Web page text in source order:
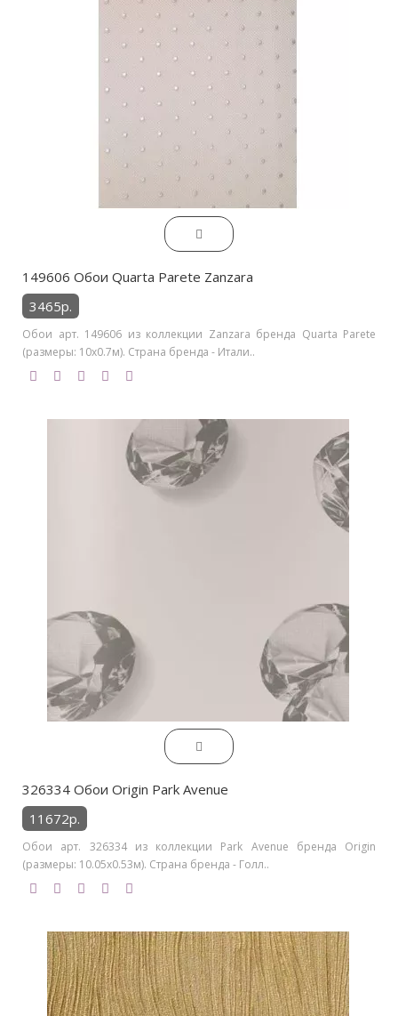
149606 Обои Quarta Parete Zanzara
3465р.
Обои арт. 149606 из коллекции Zanzara бренда Quarta Parete
(размеры: 10х0.7м). Страна бренда - Итали..
326334 Обои Origin Park Avenue
11672р.
Обои арт. 326334 из коллекции Park Avenue бренда Origin
(размеры: 10.05х0.53м). Страна бренда - Голл..